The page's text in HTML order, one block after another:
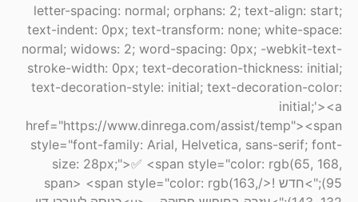
letter-spacing: normal; orphans: 2; text-align: start;
text-indent: 0px; text-transform: none; white-space:
normal; widows: 2; word-spacing: 0px; -webkit-text-
stroke-width: 0px; text-decoration-thickness: initial;
text-decoration-style: initial; text-decoration-color:
initial;'><a
href="https://www.dinrega.com/assist/temp"><span
style="font-family: Arial, Helvetica, sans-serif; font-
size: 28px;">✅ <span style="color: rgb(65, 168,
95);">חדש !</span> <span style="color: rgb(163,